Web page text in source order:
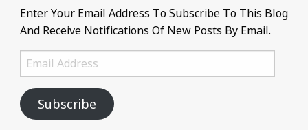
Enter Your Email Address To Subscribe To This Blog
And Receive Notifications Of New Posts By Email.
Email
Address
Subscribe